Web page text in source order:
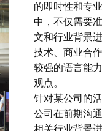
的即时性和专
中，不仅需要
文和行业背景
技术、商业合
较强的语言能
观点。
针对某公司的
公司在前期沟
相关行业背景